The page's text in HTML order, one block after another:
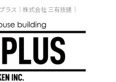
ス｜株式会社 三有技建｜